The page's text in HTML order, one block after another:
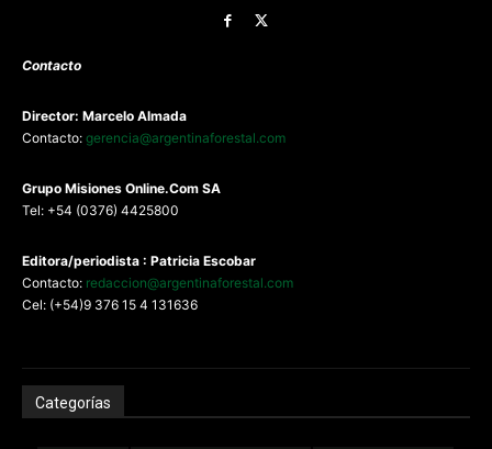
Contacto
Director: Marcelo Almada
Contacto: gerencia@argentinaforestal.com
Grupo Misiones Online.Com SA
Tel: +54 (0376) 4425800
Editora/periodista : Patricia Escobar
Contacto: redaccion@argentinaforestal.com
Cel: (+54)9 376 15 4 131636
Categorías